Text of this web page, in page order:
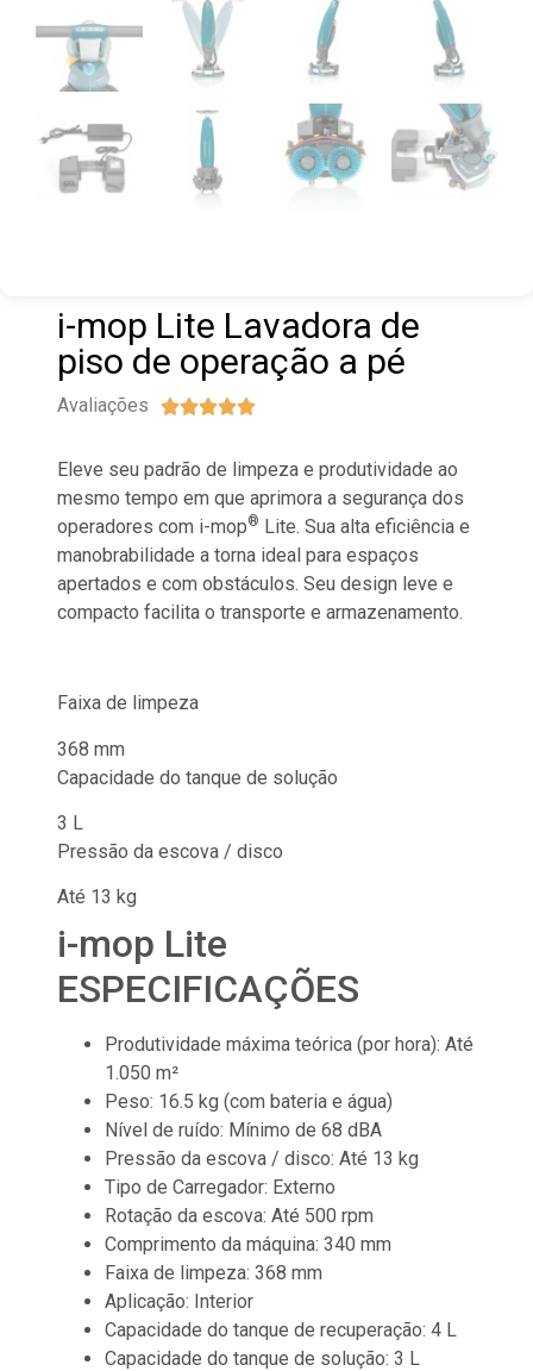
i-mop Lite Lavadora de
piso de operação a pé
Avaliações 
Eleve seu padrão de limpeza e produtividade ao
mesmo tempo em que aprimora a segurança dos
operadores com i-mop® Lite. Sua alta eficiência e
manobrabilidade a torna ideal para espaços
apertados e com obstáculos. Seu design leve e
compacto facilita o transporte e armazenamento.
Faixa de limpeza
368 mm
Capacidade do tanque de solução
3 L
Pressão da escova / disco
Até 13 kg
i-mop Lite
ESPECIFICAÇÕES
Produtividade máxima teórica (por hora): Até
1.050 m²
Peso: 16.5 kg (com bateria e água)
Nível de ruído: Mínimo de 68 dBA
Pressão da escova / disco: Até 13 kg
Tipo de Carregador: Externo
Rotação da escova: Até 500 rpm
Comprimento da máquina: 340 mm
Faixa de limpeza: 368 mm
Aplicação: Interior
Capacidade do tanque de recuperação: 4 L
Capacidade do tanque de solução: 3 L